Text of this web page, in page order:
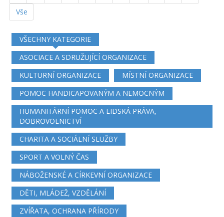
Vše
VŠECHNY KATEGORIE
ASOCIACE A SDRUŽUJÍCÍ ORGANIZACE
KULTURNÍ ORGANIZACE
MÍSTNÍ ORGANIZACE
POMOC HANDICAPOVANÝM A NEMOCNÝM
HUMANITÁRNÍ POMOC A LIDSKÁ PRÁVA,
DOBROVOLNICTVÍ
CHARITA A SOCIÁLNÍ SLUŽBY
SPORT A VOLNÝ ČAS
NÁBOŽENSKÉ A CÍRKEVNÍ ORGANIZACE
DĚTI, MLÁDEŽ, VZDĚLÁNÍ
ZVÍŘATA, OCHRANA PŘÍRODY